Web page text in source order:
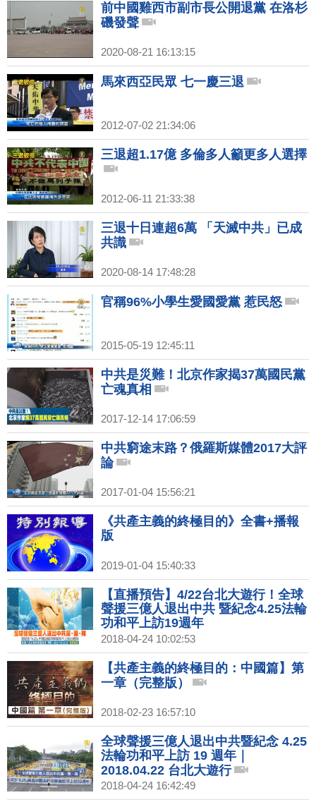
前中國雞西市副市長公開退黨 在洛杉
磯發聲
2020-08-21 16:13:15
馬來西亞民眾 七一慶三退
2012-07-02 21:34:06
三退超1.17億 多倫多人籲更多人選擇
2012-06-11 21:33:38
三退十日連超6萬 「天滅中共」已成
共識
2020-08-14 17:48:28
官稱96%小學生愛國愛黨 惹民怒
2015-05-19 12:45:11
中共是災難！北京作家揭37萬國民黨
亡魂真相
2017-12-14 17:06:59
中共窮途末路？俄羅斯媒體2017大評
論
2017-01-04 15:56:21
《共產主義的終極目的》全書+播報
版
2019-01-04 15:40:33
【直播預告】4/22台北大遊行！全球
聲援三億人退出中共 暨紀念4.25法輪
功和平上訪19週年
2018-04-24 10:02:53
【共產主義的終極目的：中國篇】第
一章（完整版）
2018-02-23 16:57:10
全球聲援三億人退出中共暨紀念 4.25
法輪功和平上訪 19 週年｜
2018.04.22 台北大遊行
2018-04-24 16:42:49